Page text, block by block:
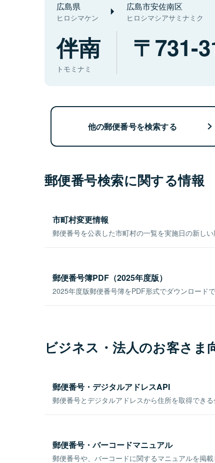
広島県
ヒロシマケン
広島市安佐南区
ヒロシマシアサミナミク
伴南
トモミナミ
731-
他の郵便番号を検索する
郵便番号検索に関する情報
市町村変更情報
郵便番号を公表した市町村の一覧を実施日の新しい
郵便番号簿PDF（2025年度版）
2025年度版郵便番号簿をPDF形式でダウンロードで
ビジネス・法人のお客さま
郵便番号・デジタルアドレスAPI
郵便番号とデジタルアドレスから住所を取得できる
郵便番号・バーコードマニュアル
郵便番号や、バーコードに関するマニュアルを掲載